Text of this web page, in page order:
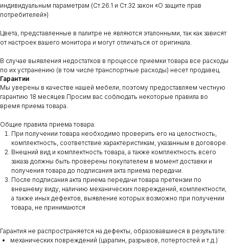
индивидуальным параметрам (Ст.26.1 и Ст.32 закон «О защите прав
потребителей»)
Цвета, представленные в палитре не являются эталонными, так как зависят
от настроек вашего монитора и могут отличаться от оригинала.
В случае выявления недостатков в процессе приемки товара все расходы
по их устранению (в том числе транспортные расходы) несет продавец.
Гарантии
Мы уверены в качестве нашей мебели, поэтому предоставляем честную
гарантию 18 месяцев.Просим вас соблюдать некоторые правила во
время приема товара.
Общие правила приема товара:
При получении товара необходимо проверить его на целостность,
комплектность, соответствие характеристикам, указанным в договоре.
Внешний вид и комплектность товара, а также комплектность всего
заказа должны быть проверены покупателем в момент доставки и
получения товара до подписания акта приема передачи.
После подписания акта приема передачи товара претензии по
внешнему виду, наличию механических повреждений, комплектности,
а также иных дефектов, выявление которых возможно при получении
товара, не принимаются
Гарантия не распространяется на дефекты, образовавшиеся в результате:
механических повреждений (царапин, разрывов, потертостей и т.д.)